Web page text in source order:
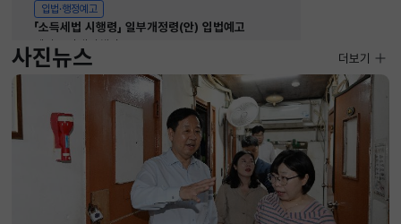
입법·행정예고
「소득세법 시행령」 일부개정령(안) 입법예고
재산소비세정책관
2026-08-07 ~ 2026-09-10
사진뉴스 사진뉴스
더보기